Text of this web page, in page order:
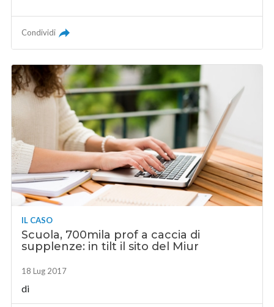
Condividi
IL CASO
Scuola, 700mila prof a caccia di
supplenze: in tilt il sito del Miur
18 Lug 2017
di